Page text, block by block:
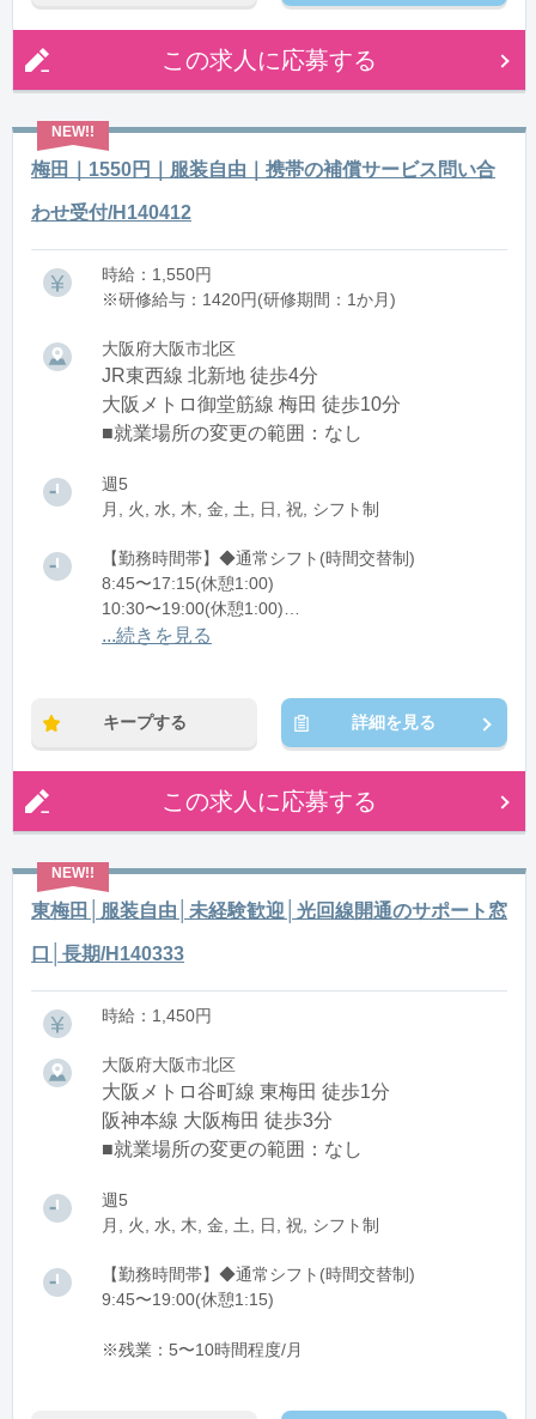
この求人に応募する
梅田｜1550円｜服装自由｜携帯の補償サービス問い合
わせ受付/H140412
時給：1,550円
※研修給与：1420円(研修期間：1か月)
大阪府大阪市北区
JR東西線 北新地 徒歩4分
大阪メトロ御堂筋線 梅田 徒歩10分
■就業場所の変更の範囲：なし
週5
月, 火, 水, 木, 金, 土, 日, 祝, シフト制
【勤務時間帯】◆通常シフト(時間交替制)
8:45〜17:15(休憩1:00)
10:30〜19:00(休憩1:00)
11:45〜20:15(休憩1:00)
...続きを見る
キープする 詳細を見る
この求人に応募する
東梅田│服装自由│未経験歓迎│光回線開通のサポート窓
口│長期/H140333
時給：1,450円
大阪府大阪市北区
大阪メトロ谷町線 東梅田 徒歩1分
阪神本線 大阪梅田 徒歩3分
■就業場所の変更の範囲：なし
週5
月, 火, 水, 木, 金, 土, 日, 祝, シフト制
【勤務時間帯】◆通常シフト(時間交替制)
9:45〜19:00(休憩1:15)
※残業：5〜10時間程度/月